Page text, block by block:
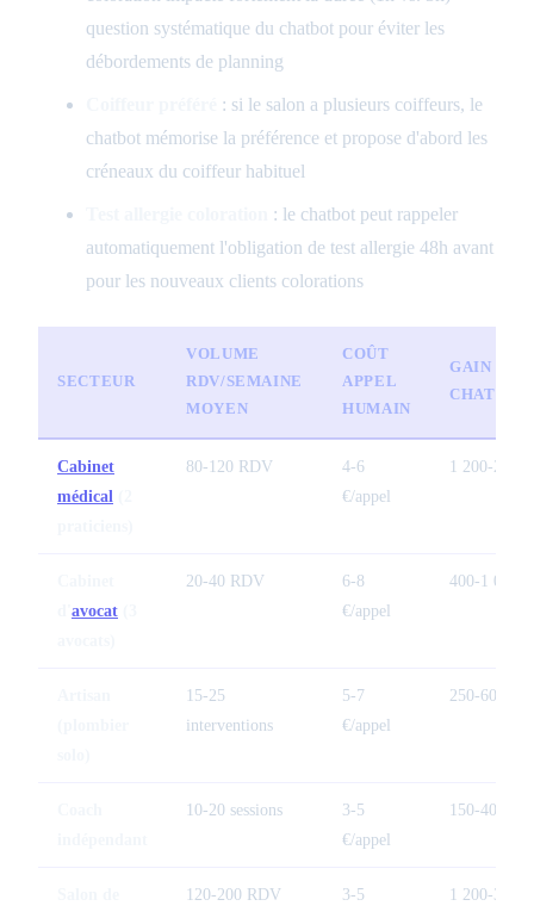
question systématique du chatbot pour éviter les
débordements de planning
: si le salon a plusieurs coiffeurs, le
chatbot mémorise la préférence et propose d'abord les
créneaux du coiffeur habituel
: le chatbot peut rappeler
automatiquement l'obligation de test allergie 48h avant
pour les nouveaux clients colorations
SECTEUR
VOLUME
RDV/SEMAINE
MOYEN
COÛT
APPEL
HUMAIN
GAIN
Cabinet
médical
80-120 RDV
4-6
€/appel
1 200-2
avocat
20-40 RDV
6-8
€/appel
400-1 000 €
15-25
interventions
5-7
€/appel
250-600 €
10-20 sessions
3-5
€/appel
150-400 €
120-200 RDV
3-5
1 200-3